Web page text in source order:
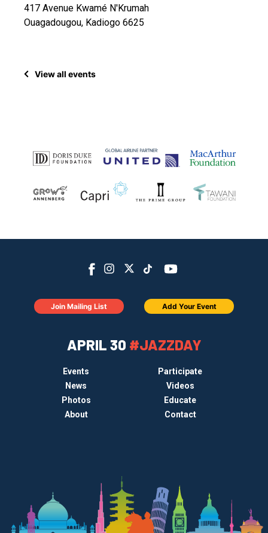
417 Avenue Kwamé N'Krumah
Ouagadougou, Kadiogo 6625
View all events
APRIL 30 #JAZZDAY
Events
Participate
News
Videos
Photos
Educate
About
Contact
Join Mailing List Add Your Event